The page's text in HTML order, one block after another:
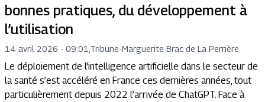
bonnes pratiques, du développement à
l’utilisation
14 avril 2026 - 09:01 Tribune-Marguerite Brac de La Perrière
Le déploiement de l'intelligence artificielle dans le secteur de
la santé s’est accéléré en France ces dernières années, tout
particulièrement depuis 2022 l’arrivée de ChatGPT. Face à